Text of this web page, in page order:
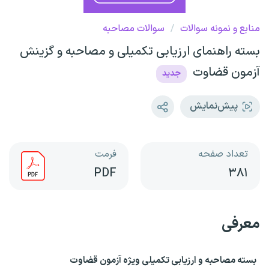
منابع و نمونه سوالات / سوالات مصاحبه
بسته راهنمای ارزیابی تکمیلی و مصاحبه و گزینش
آزمون قضاوت
جدید
پیش‌نمایش
تعداد صفحه
۳۸۱
فرمت
PDF
معرفی
بسته مصاحبه و ارزیابی تکمیلی ویژه آزمون قضاوت